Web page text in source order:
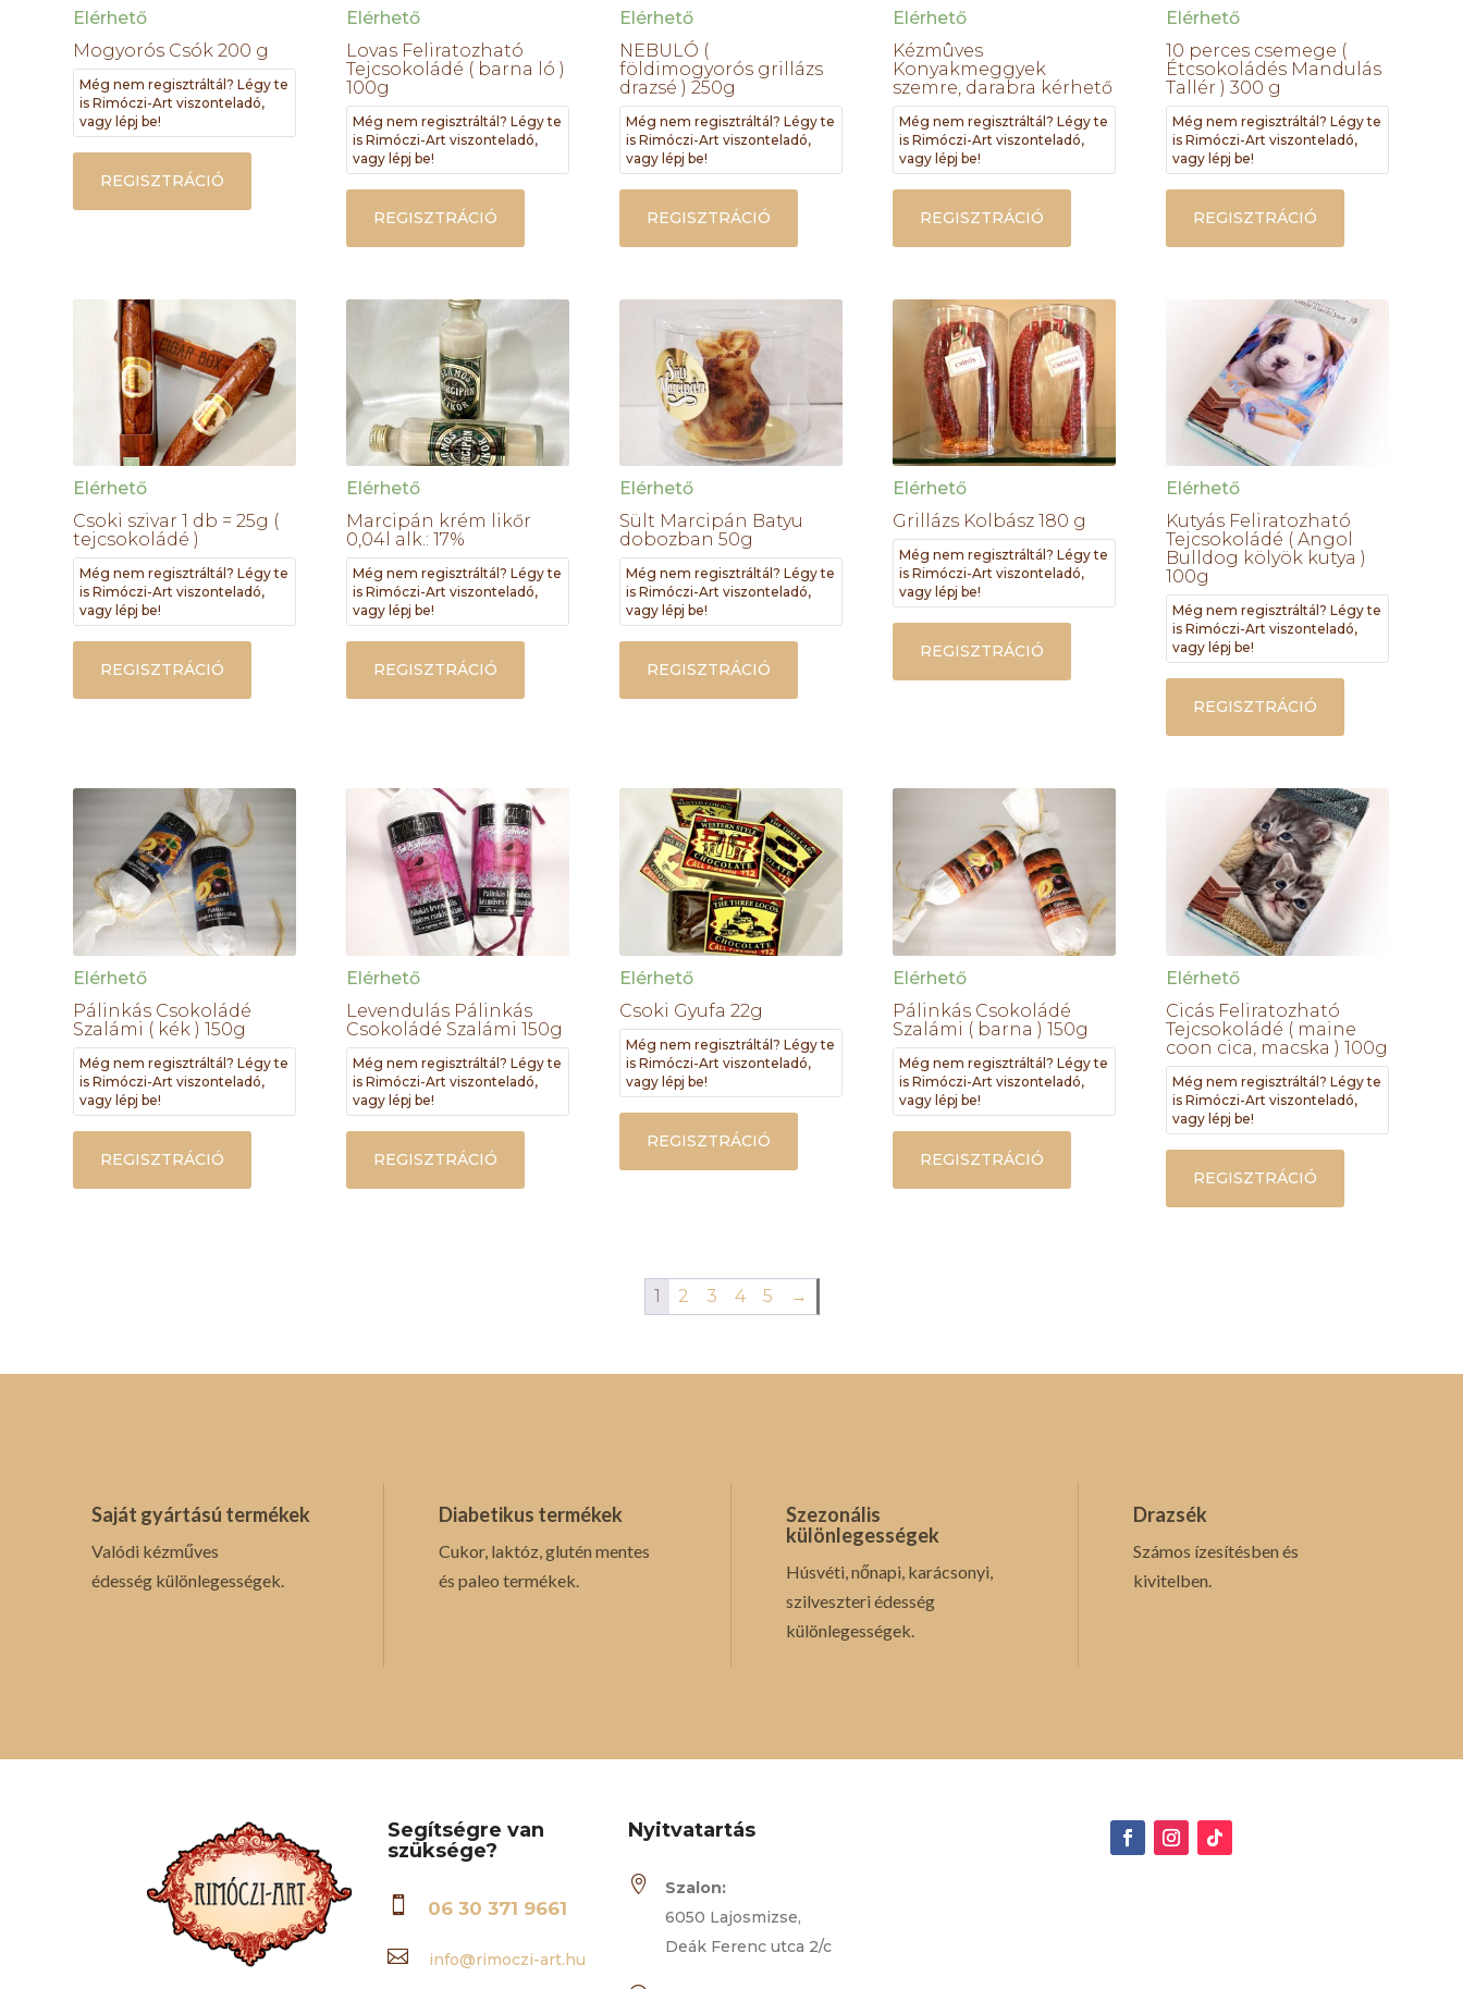
Elérhető
Mogyorós Csók 200 g
Még nem regisztráltál? Légy te
is Rimóczi-Art viszonteladó,
vagy lépj be!
REGISZTRÁCIÓ
Elérhető
Lovas Feliratozható
Tejcsokoládé ( barna ló )
100g
Még nem regisztráltál? Légy te
is Rimóczi-Art viszonteladó,
vagy lépj be!
REGISZTRÁCIÓ
Elérhető
NEBULÓ (
földimogyorós grillázs
drazsé ) 250g
Még nem regisztráltál? Légy te
is Rimóczi-Art viszonteladó,
vagy lépj be!
REGISZTRÁCIÓ
Elérhető
Kézmûves
Konyakmeggyek
szemre, darabra kérhető
Még nem regisztráltál? Légy te
is Rimóczi-Art viszonteladó,
vagy lépj be!
REGISZTRÁCIÓ
Elérhető
10 perces csemege (
Étcsokoládés Mandulás
Tallér ) 300 g
Még nem regisztráltál? Légy te
is Rimóczi-Art viszonteladó,
vagy lépj be!
REGISZTRÁCIÓ
Elérhető
Csoki szivar 1 db = 25g (
tejcsokoládé )
Még nem regisztráltál? Légy te
is Rimóczi-Art viszonteladó,
vagy lépj be!
REGISZTRÁCIÓ
Elérhető
Marcipán krém likőr
0,04l alk.: 17%
Még nem regisztráltál? Légy te
is Rimóczi-Art viszonteladó,
vagy lépj be!
REGISZTRÁCIÓ
Elérhető
Sült Marcipán Batyu
dobozban 50g
Még nem regisztráltál? Légy te
is Rimóczi-Art viszonteladó,
vagy lépj be!
REGISZTRÁCIÓ
Elérhető
Grillázs Kolbász 180 g
Még nem regisztráltál? Légy te
is Rimóczi-Art viszonteladó,
vagy lépj be!
REGISZTRÁCIÓ
Elérhető
Kutyás Feliratozható
Tejcsokoládé ( Angol
Bulldog kölyök kutya )
100g
Még nem regisztráltál? Légy te
is Rimóczi-Art viszonteladó,
vagy lépj be!
REGISZTRÁCIÓ
Elérhető
Pálinkás Csokoládé
Szalámi ( kék ) 150g
Még nem regisztráltál? Légy te
is Rimóczi-Art viszonteladó,
vagy lépj be!
REGISZTRÁCIÓ
Elérhető
Levendulás Pálinkás
Csokoládé Szalámi 150g
Még nem regisztráltál? Légy te
is Rimóczi-Art viszonteladó,
vagy lépj be!
REGISZTRÁCIÓ
Elérhető
Csoki Gyufa 22g
Még nem regisztráltál? Légy te
is Rimóczi-Art viszonteladó,
vagy lépj be!
REGISZTRÁCIÓ
Elérhető
Pálinkás Csokoládé
Szalámi ( barna ) 150g
Még nem regisztráltál? Légy te
is Rimóczi-Art viszonteladó,
vagy lépj be!
REGISZTRÁCIÓ
Elérhető
Cicás Feliratozható
Tejcsokoládé ( maine
coon cica, macska ) 100g
Még nem regisztráltál? Légy te
is Rimóczi-Art viszonteladó,
vagy lépj be!
REGISZTRÁCIÓ
1 2 3 4 5 →
Saját gyártású termékek
Valódi kézműves
édesség különlegességek.
Diabetikus termékek
Cukor, laktóz, glutén mentes
és paleo termékek.
Szezonális
különlegességek
Húsvéti, nőnapi, karácsonyi,
szilveszteri édesség
különlegességek.
Drazsék
Számos ízesítésben és
kivitelben.
Segítségre van
szüksége?
 06 30 371 9661
 info@rimoczi-art.hu
Nyitvatartás

Szalon:
6050 Lajosmizse,
Deák Ferenc utca 2/c